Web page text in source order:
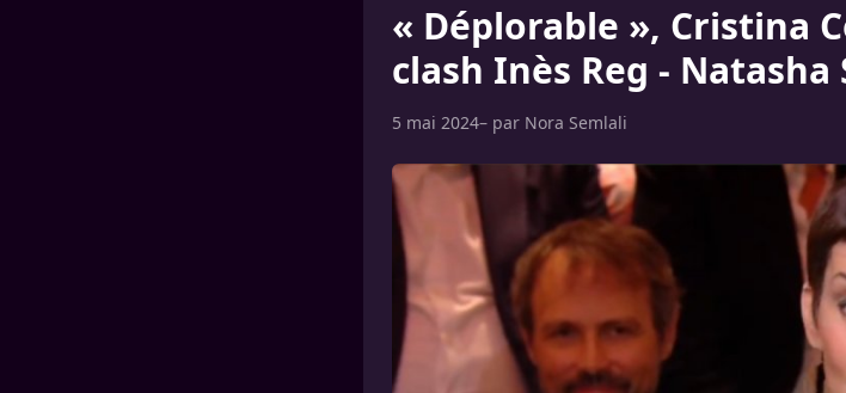
« Déplorable », Cristina
clash Inès Reg - Natasha
5 mai 2024– par Nora Semlali